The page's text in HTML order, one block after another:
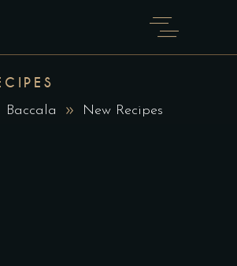
Baccala New Recipes